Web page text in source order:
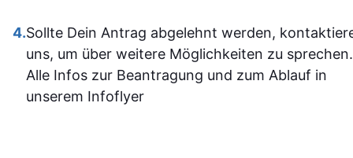
jetzt
sicherer.
4.Sollte Dein Antrag abgelehnt werden,
uns, um über weitere Möglichkeiten zu sprechen.
Alle Infos zur Beantragung und zum Ablauf in
unserem Infoflyer